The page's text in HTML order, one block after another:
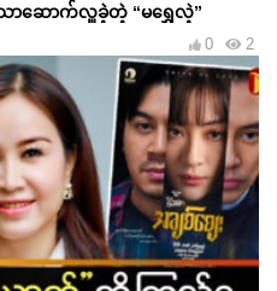
ာဆောက်လှူခဲ့တဲ့ “မရွှေလဲ့”
2
0